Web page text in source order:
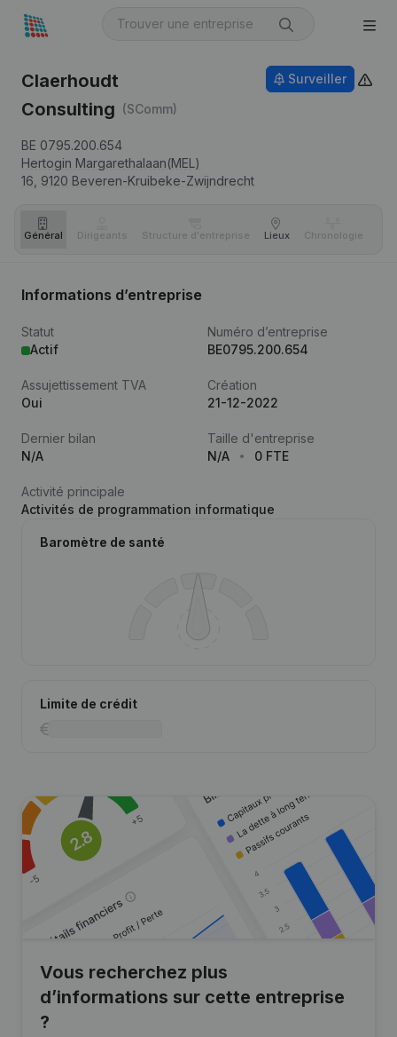
Claerhoudt
Consulting (SComm)
BE 0795.200.654
Hertogin Margarethalaan(MEL)
16, 9120 Beveren-Kruibeke-Zwijndrecht
Surveiller
Général Dirigeants Structure d'entreprise Lieux Chronologie
Informations d’entreprise
Statut
Actif
Numéro d’entreprise
BE0795.200.654
Assujettissement TVA
Oui
Création
21-12-2022
Dernier bilan
N/A
Taille d'entreprise
N/A
0 FTE
Activité principale
Activités de programmation informatique
Baromètre de santé
Limite de crédit
Vous recherchez plus
d’informations sur cette entreprise
?